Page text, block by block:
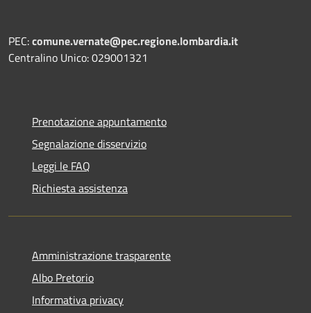
PEC:comune.vernate@pec.regione.lombardia.it
Centralino Unico: 029001321
Prenotazione appuntamento
Segnalazione disservizio
Leggi le FAQ
Richiesta assistenza
Amministrazione trasparente
Albo Pretorio
Informativa privacy